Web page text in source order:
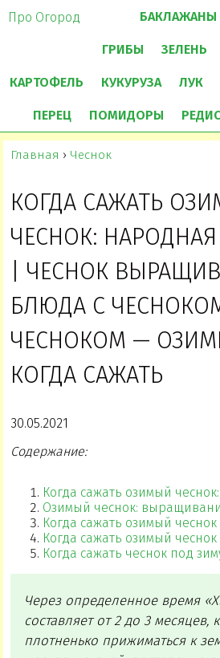
Про Огород БАКЛАЖАНЫ
ГРИБЫ ЗЕЛЕНЬ
КАРТОФЕЛЬ КУКУРУЗА ЛУК
ПЕРЕЦ ПОМИДОРЫ РЕДИС
Главная › Чеснок
КОГДА САЖАТЬ
ЧЕСНОК:
| ЧЕСНОК
БЛЮДА С
ЧЕСНОКОМ —
КОГДА САЖАТЬ
30.05.2021
Содержание:
Когда сажать озимый
Озимый чеснок:
Когда сажать озимый чеснок
Когда сажать озимый чеснок
Когда сажать чеснок под
Через определенное время
составляет от 2 до 3
плотненько прижиматься к